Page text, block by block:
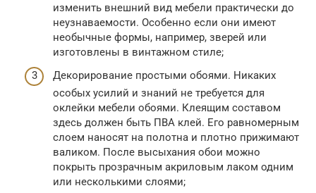
изменить внешний вид мебели практически до
неузнаваемости. Особенно если они имеют
необычные формы, например, зверей или
изготовлены в винтажном стиле;
Декорирование простыми обоями. Никаких
особых усилий и знаний не требуется для
оклейки мебели обоями. Клеящим составом
здесь должен быть ПВА клей. Его равномерным
слоем наносят на полотна и плотно прижимают
валиком. После высыхания обои можно
покрыть прозрачным акриловым лаком одним
или несколькими слоями;